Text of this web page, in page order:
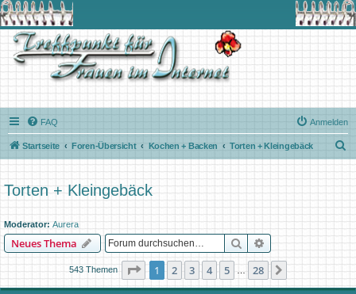
FAQ Anmelden
Startseite Foren-Übersicht Kochen + Backen Torten + Kleingebäck
u
h
e
Torten + Kleingebäck
Moderator: Aurera
Neues Thema Suche Erweiterte Suche
543 Themen Seite 1von 28
1 2 3 4 5 … 28 Nächste